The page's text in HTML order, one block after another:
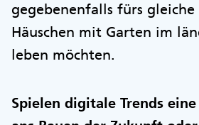
gegebenenfalls fürs
Häuschen mit Garten im
leben möchten.
Spielen digitale Trends